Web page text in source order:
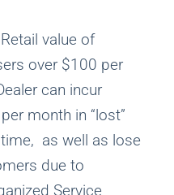
value of
over $100 per
can incur
month in “lost”
as well as lose
due to
Service